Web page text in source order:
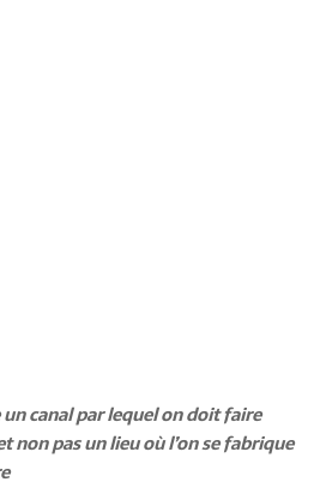
canal par lequel on doit faire
non pas un lieu où l’on se fabrique